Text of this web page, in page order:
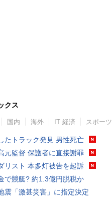
クス
国内 海外 IT 経済 スポーツ
たトラック発見 男性死亡
元監督 保護者に直接謝罪
リスト 本多灯被告を起訴
で競艇? 約1.3億円脱税か
震「激甚災害」に指定決定